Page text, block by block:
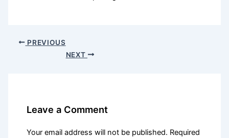
PREVIOUS
NEXT
Leave a Comment
Your email address will not be published. Required